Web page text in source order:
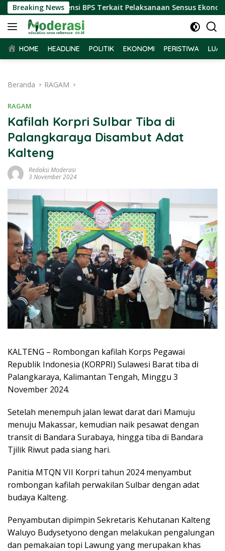
Langsung
ke
konten
Breaking News
Audiensi BPS Terkait Pelaksanaan Sensus Ekonomi 2026
HOME HEADLINE POLITIK EKONOMI PERISTIWA
Beranda RAGAM
RAGAM
Kafilah Korpri Sulbar Tiba di
Palangkaraya Disambut Adat
Kalteng
Redaksi Moderasi
3 November 2024
KALTENG – Rombongan kafilah Korps Pegawai
Republik Indonesia (KORPRI) Sulawesi Barat tiba di
Palangkaraya, Kalimantan Tengah, Minggu 3
November 2024.
Setelah menempuh jalan lewat darat dari Mamuju
menuju Makassar, kemudian naik pesawat dengan
transit di Bandara Surabaya, hingga tiba di Bandara
Tjilik Riwut pada siang hari.
Panitia MTQN VII Korpri tahun 2024 menyambut
rombongan kafilah perwakilan Sulbar dengan adat
budaya Kalteng.
Penyambutan dipimpin Sekretaris Kehutanan Kalteng
Waluyo Budysetyono dengan melakukan pengalungan
dan pemakaian topi Lawung yang merupakan khas